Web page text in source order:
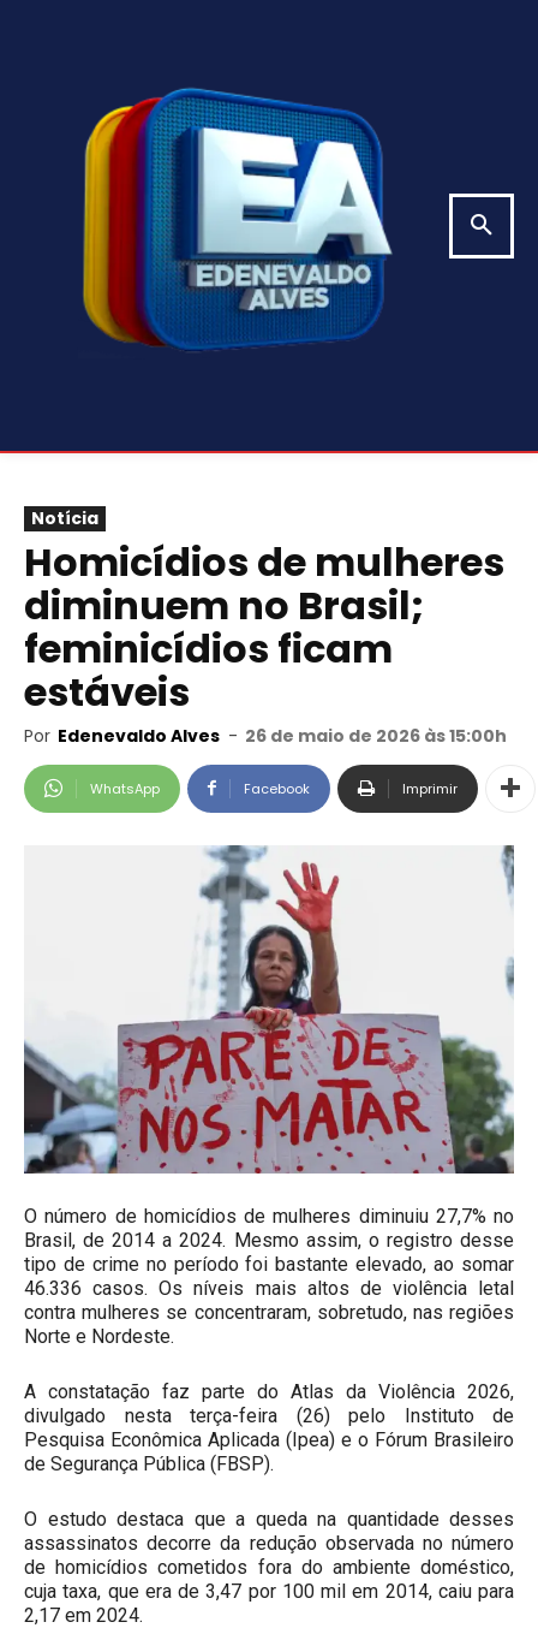
Notícia
Homicídios de mulheres
diminuem no Brasil;
feminicídios ficam
estáveis
Por Edenevaldo Alves - 26 de maio de 2026 às 15:00h
WhatsApp Facebook Imprimir
O número de homicídios de mulheres diminuiu 27,7% no
Brasil, de 2014 a 2024. Mesmo assim, o registro desse
tipo de crime no período foi bastante elevado, ao somar
46.336 casos. Os níveis mais altos de violência letal
contra mulheres se concentraram, sobretudo, nas regiões
Norte e Nordeste.
A constatação faz parte do Atlas da Violência 2026,
divulgado nesta terça-feira (26) pelo Instituto de
Pesquisa Econômica Aplicada (Ipea) e o Fórum Brasileiro
de Segurança Pública (FBSP).
O estudo destaca que a queda na quantidade desses
assassinatos decorre da redução observada no número
de homicídios cometidos fora do ambiente doméstico,
cuja taxa, que era de 3,47 por 100 mil em 2014, caiu para
2,17 em 2024.